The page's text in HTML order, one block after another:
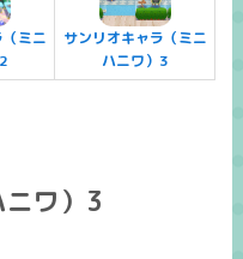
ミニ
サンリオキャラ（ミニ
ハニワ）3
ワ）3